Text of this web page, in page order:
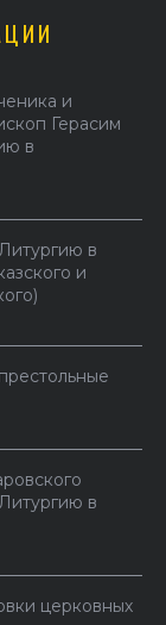
и
Герасим
в
в
и
в
церковных